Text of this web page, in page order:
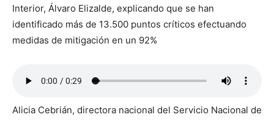
Interior, Álvaro Elizalde, explicando que se han
identificado más de 13.500 puntos críticos efectuando
medidas de mitigación en un 92%
Alicia Cebrián, directora nacional del Servicio Nacional de